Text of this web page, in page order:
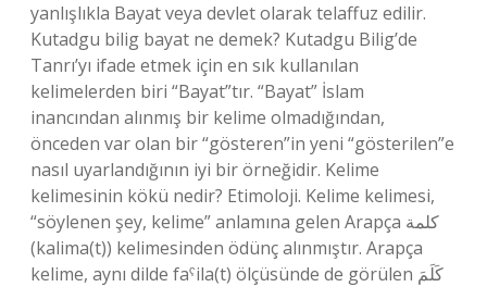
yanlışlıkla Bayat veya devlet olarak telaffuz edilir.
Kutadgu bilig bayat ne demek? Kutadgu Bilig’de
Tanrı’yı ​​ifade etmek için en sık kullanılan
kelimelerden biri “Bayat”tır. “Bayat” İslam
inancından alınmış bir kelime olmadığından,
önceden var olan bir “gösteren”in yeni “gösterilen”e
nasıl uyarlandığının iyi bir örneğidir. Kelime
kelimesinin kökü nedir? Etimoloji. Kelime kelimesi,
“söylenen şey, kelime” anlamına gelen Arapça كلمة
(kalima(t)) kelimesinden ödünç alınmıştır. Arapça
kelime, aynı dilde faˁila(t) ölçüsünde de görülen كَلَمَ